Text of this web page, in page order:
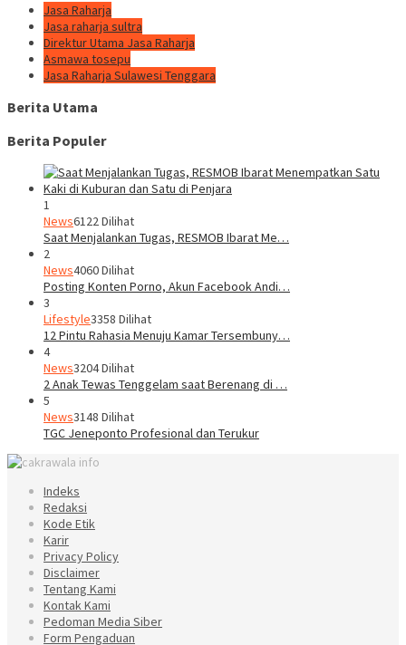
Jasa Raharja
Jasa raharja sultra
Direktur Utama Jasa Raharja
Asmawa tosepu
Jasa Raharja Sulawesi Tenggara
Berita Utama
Berita Populer
1
News6122 Dilihat
Saat Menjalankan Tugas, RESMOB Ibarat Me…
2
News4060 Dilihat
Posting Konten Porno, Akun Facebook Andi…
3
Lifestyle3358 Dilihat
12 Pintu Rahasia Menuju Kamar Tersembuny…
4
News3204 Dilihat
2 Anak Tewas Tenggelam saat Berenang di …
5
News3148 Dilihat
TGC Jeneponto Profesional dan Terukur
Indeks
Redaksi
Kode Etik
Karir
Privacy Policy
Disclaimer
Tentang Kami
Kontak Kami
Pedoman Media Siber
Form Pengaduan